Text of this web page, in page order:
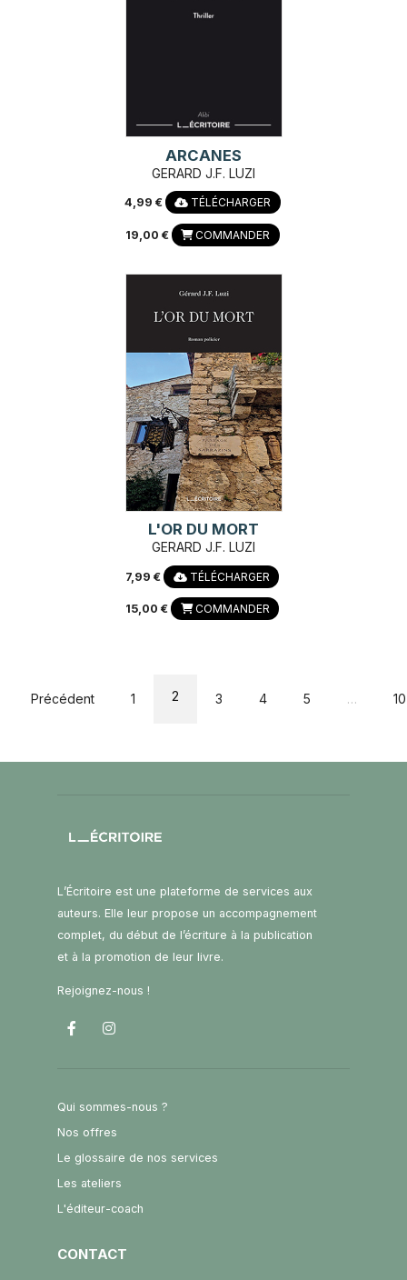
ARCANES
GERARD J.F. LUZI
4,99 € TÉLÉCHARGER
19,00 € COMMANDER
L'OR DU MORT
GERARD J.F. LUZI
7,99 € TÉLÉCHARGER
15,00 € COMMANDER
Précédent 1 2 3 4 5 … 10
L’Écritoire est une plateforme de services aux
auteurs. Elle leur propose un accompagnement
complet, du début de l’écriture à la publication
et à la promotion de leur livre.
Rejoignez-nous !
Qui sommes-nous ?
Nos offres
Le glossaire de nos services
Les ateliers
L'éditeur-coach
CONTACT